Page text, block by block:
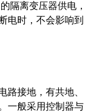
离变压器供电，
电时，不会影响到
接地，有共地、
一般采用控制器与